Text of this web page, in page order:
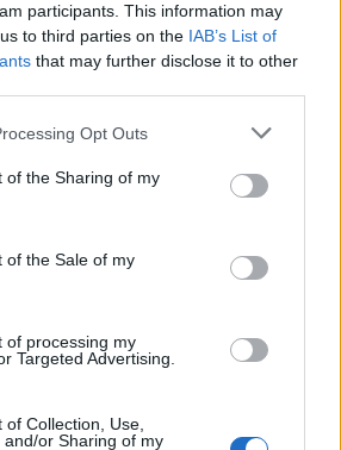
participants. This information may
to third parties on the IAB’s List of
that may further disclose it to other
Opt Outs
of the Sharing of my
of the Sale of my
of processing my
Targeted Advertising.
Collection, Use,
and/or Sharing of my
ΕΓΓΡΑΦΗ
Social Media
Η εταιρεία